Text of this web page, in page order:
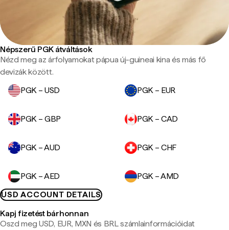
Népszerű PGK átváltások
Nézd meg az árfolyamokat pápua új-guineai kina és más fő
devizák között.
PGK – USD
PGK – EUR
PGK – GBP PGK – CAD
PGK – AUD PGK – CHF
PGK – AED
PGK – AMD
USD ACCOUNT DETAILS
Kapj fizetést bárhonnan
Oszd meg USD, EUR, MXN és BRL számlainformációidat